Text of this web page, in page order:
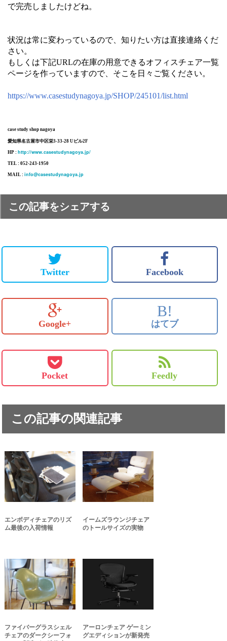
で完売しましたけどね。
状況は常に変わっているので、知りたい方は直接連絡くだ
さい。
もしくは下記URLの在庫の用意できるオフィスチェア一覧
ページを作っていますので、そこを日々ご覧ください。
https://www.casestudynagoya.jp/SHOP/245101/list.html
case study shop nagoya
愛知県名古屋市中区栄3-33-28 Uビル2F
HP : http://www.casestudynagoya.jp/
TEL : 052-243-1950
MAIL : info@casestudynagoya.jp
この記事をシェアする
Twitter Facebook
Google+
B!
はてブ
Pocket Feedly
この記事の関連記事
エンボディチェアのリズ
ム最後の入荷情報
イームズラウンジチェア
のトールサイズの実物
ファイバーグラスシェル
チェアのダークシーフォ
アーロンチェア ゲーミン
グエディションが新発売